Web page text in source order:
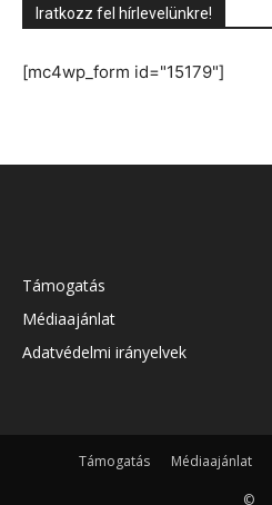
Iratkozz fel hírlevelünkre!
[mc4wp_form id="15179"]
Támogatás
Médiaajánlat
Adatvédelmi irányelvek
Támogatás Médiaajánlat
©